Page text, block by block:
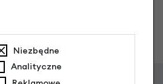
Niezbędne
Analityczne